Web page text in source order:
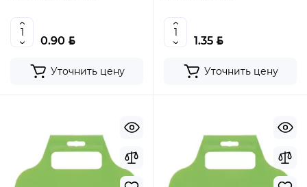
0.90 BYN
Уточнить цену
1.35 BYN
Уточнить цену